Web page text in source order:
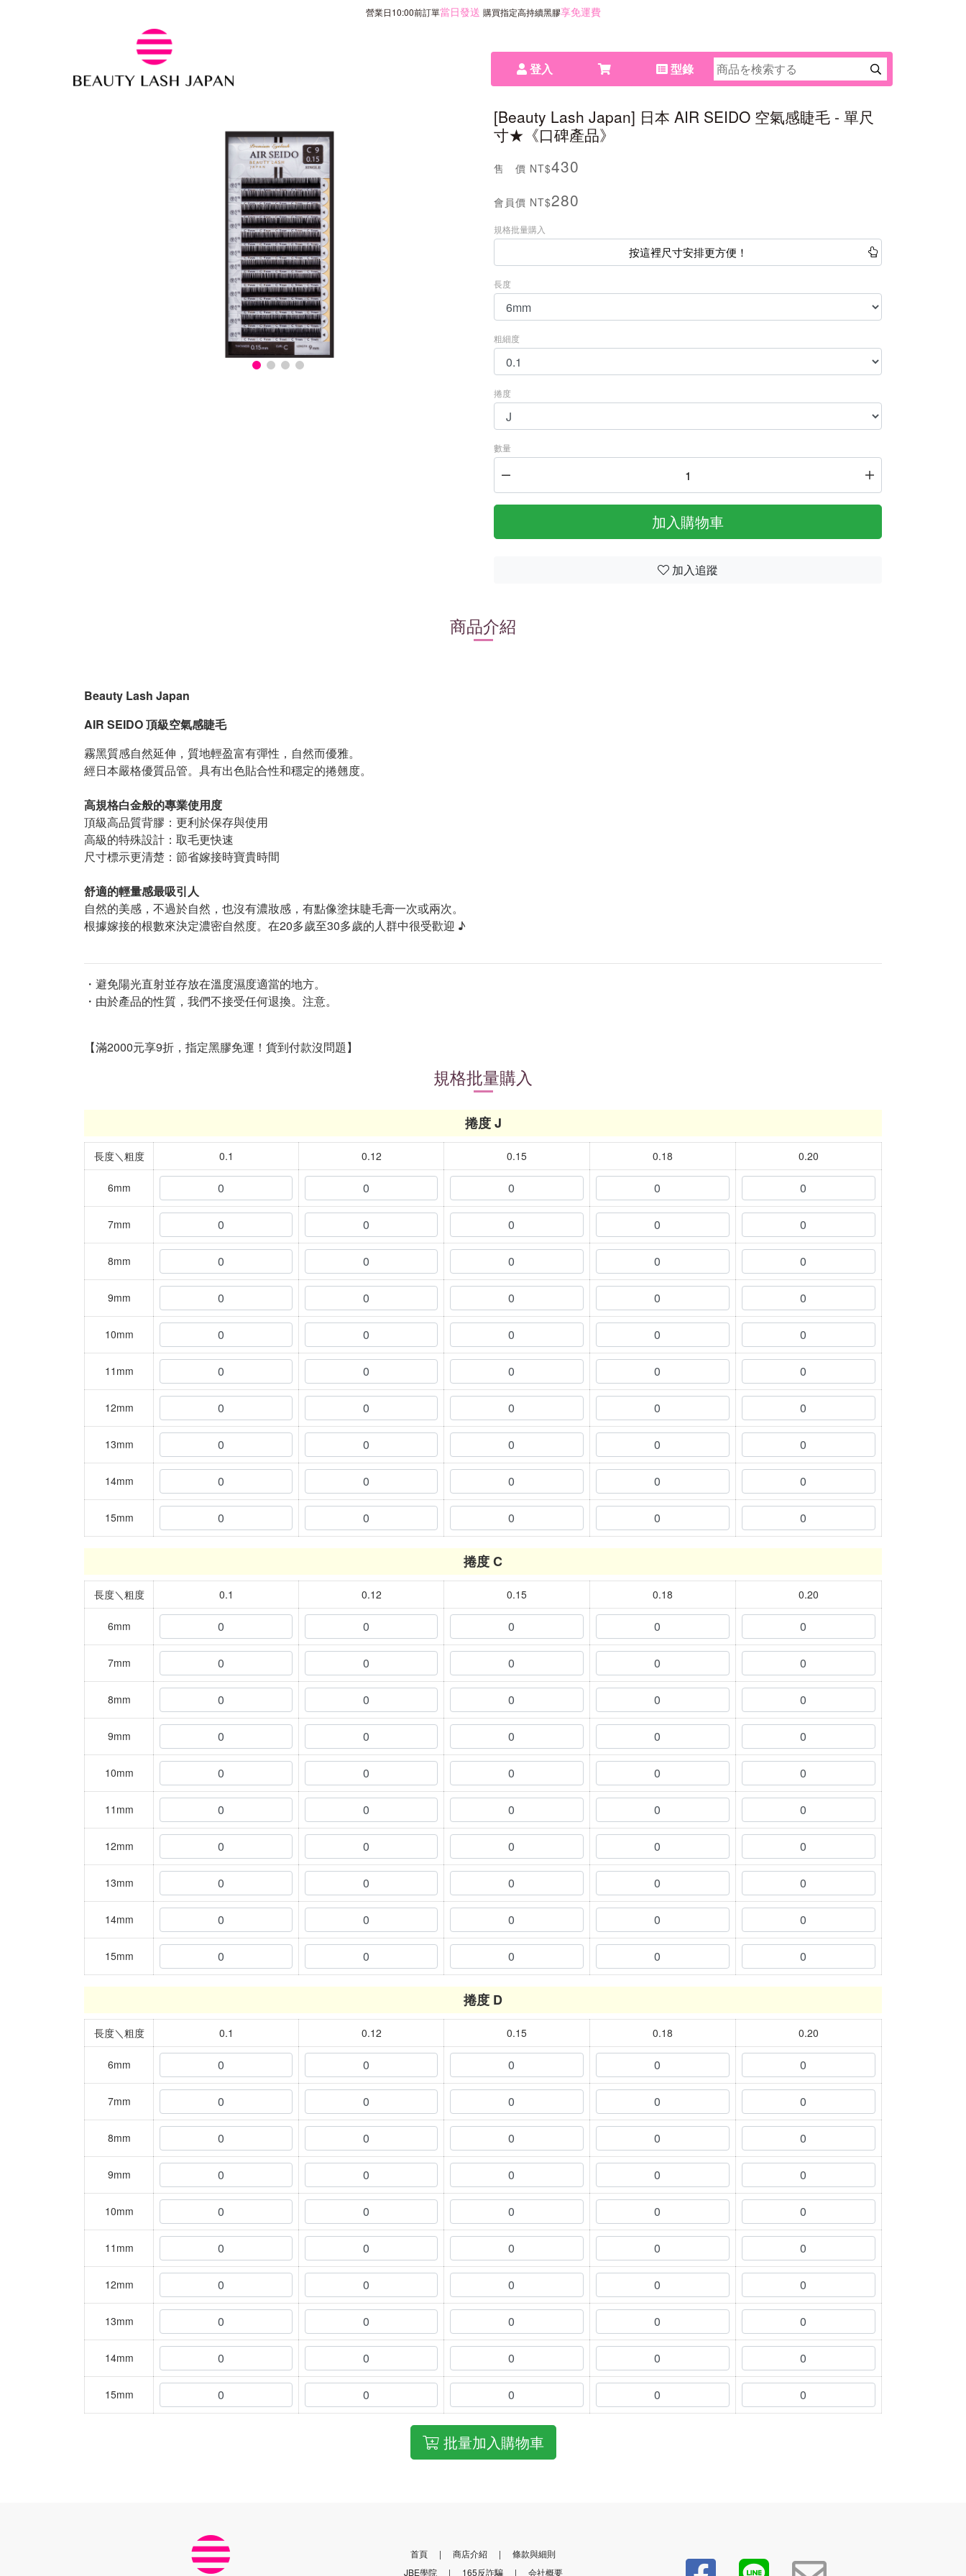
營業日10:00前訂單當日發送 購買指定高持續黑膠享免運費
登入 型錄
[Beauty Lash Japan] 日本 AIR SEIDO 空氣感睫毛 - 單尺
寸★《口碑產品》
售 價 NT$430
會員價 NT$280
規格批量購入
按這裡尺寸安排更方便！
長度
粗細度
捲度
數量
加入購物車
加入追蹤
商品介紹
Beauty Lash Japan
AIR SEIDO 頂級空氣感睫毛
霧黑質感自然延伸，質地輕盈富有彈性，自然而優雅。
經日本嚴格優質品管。具有出色貼合性和穩定的捲翹度。
高規格白金般的專業使用度
頂級高品質背膠：更利於保存與使用
高級的特殊設計：取毛更快速
尺寸標示更清楚：節省嫁接時寶貴時間
舒適的輕量感最吸引人
自然的美感，不過於自然，也沒有濃妝感，有點像塗抹睫毛膏一次或兩次。
根據嫁接的根數來決定濃密自然度。在20多歲至30多歲的人群中很受歡迎 ♪
・避免陽光直射並存放在溫度濕度適當的地方。
・由於產品的性質，我們不接受任何退換。注意。
【滿2000元享9折，指定黑膠免運！貨到付款沒問題】
規格批量購入
捲度 J
長度＼粗度 0.1 0.12 0.15 0.18 0.20
6mm
7mm
8mm
9mm
10mm
11mm
12mm
13mm
14mm
15mm
捲度 C
長度＼粗度 0.1 0.12 0.15 0.18 0.20
6mm
7mm
8mm
9mm
10mm
11mm
12mm
13mm
14mm
15mm
捲度 D
長度＼粗度 0.1 0.12 0.15 0.18 0.20
6mm
7mm
8mm
9mm
10mm
11mm
12mm
13mm
14mm
15mm
批量加入購物車
首頁 商店介紹
條款與細則
JBE學院
165反詐騙 会社概要